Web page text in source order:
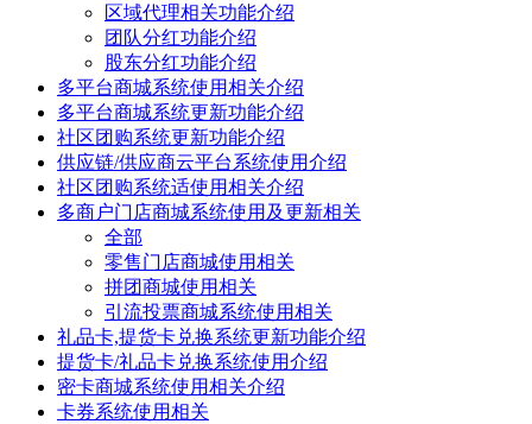
区域代理相关功能介绍
团队分红功能介绍
股东分红功能介绍
多平台商城系统使用相关介绍
多平台商城系统更新功能介绍
社区团购系统更新功能介绍
供应链/供应商云平台系统使用介绍
社区团购系统适使用相关介绍
多商户门店商城系统使用及更新相关
全部
零售门店商城使用相关
拼团商城使用相关
引流投票商城系统使用相关
礼品卡,提货卡兑换系统更新功能介绍
提货卡/礼品卡兑换系统使用介绍
密卡商城系统使用相关介绍
卡券系统使用相关